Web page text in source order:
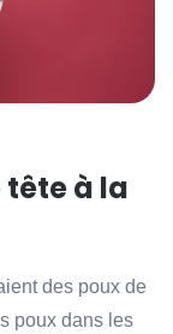
tête à la
des poux de
poux dans les